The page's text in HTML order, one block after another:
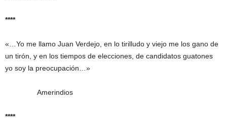
****
«…Yo me llamo Juan Verdejo, en lo tirilludo y viejo me los gano de
un tirón, y en los tiempos de elecciones, de candidatos guatones
yo soy la preocupación…»
Amerindios
****